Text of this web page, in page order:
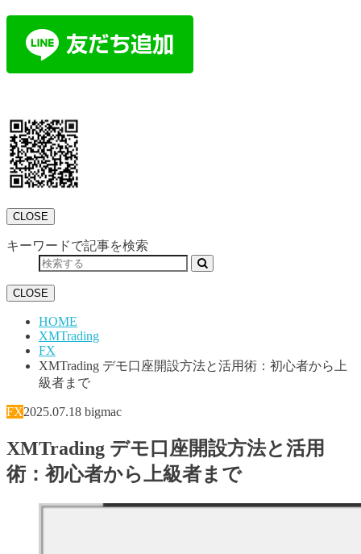
CLOSE
キーワードで記事を検索
CLOSE
HOME
XMTrading
FX
XMTrading デモ口座開設方法と活用術：初心者から上
級者まで
FX2025.07.18 bigmac
XMTrading デモ口座開設方法と活用
術：初心者から上級者まで